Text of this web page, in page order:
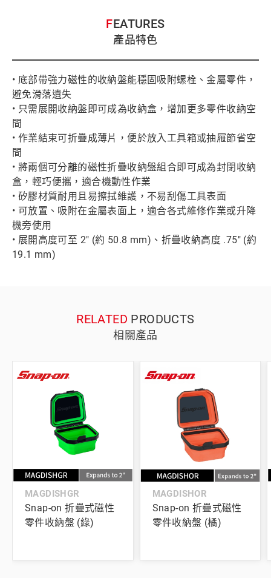
FEATURES
產品特色
• 底部帶強力磁性的收納盤能穩固吸附螺栓、金屬零件，
避免滑落遺失
• 只需展開收納盤即可成為收納盒，增加更多零件收納空
間
• 作業結束可折疊成薄片，便於放入工具箱或抽屜節省空
間
• 將兩個可分離的磁性折疊收納盤組合即可成為封閉收納
盒，輕巧便攜，適合機動性作業
• 矽膠材質耐用且易擦拭維護，不易刮傷工具表面
• 可放置、吸附在金屬表面上，適合各式維修作業或升降
機旁使用
• 展開高度可至 2" (約 50.8 mm)、折疊收納高度 .75" (約
19.1 mm)
RELATED PRODUCTS
相關產品
MAGDISHGR
Snap-on 折疊式磁性
零件收納盤 (綠)
MAGDISHOR
Snap-on 折疊式磁性
零件收納盤 (橘)